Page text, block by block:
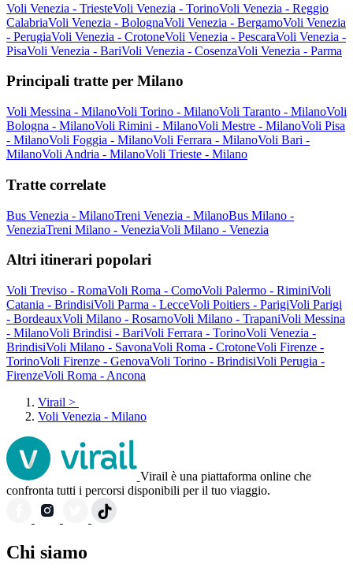
Voli Venezia - TriesteVoli Venezia - TorinoVoli Venezia - Reggio
CalabriaVoli Venezia - BolognaVoli Venezia - BergamoVoli Venezia
- PerugiaVoli Venezia - CrotoneVoli Venezia - PescaraVoli Venezia -
PisaVoli Venezia - BariVoli Venezia - CosenzaVoli Venezia - Parma
Principali tratte per Milano
Voli Messina - MilanoVoli Torino - MilanoVoli Taranto - MilanoVoli
Bologna - MilanoVoli Rimini - MilanoVoli Mestre - MilanoVoli Pisa
- MilanoVoli Foggia - MilanoVoli Ferrara - MilanoVoli Bari -
MilanoVoli Andria - MilanoVoli Trieste - Milano
Tratte correlate
Bus Venezia - MilanoTreni Venezia - MilanoBus Milano -
VeneziaTreni Milano - VeneziaVoli Milano - Venezia
Altri itinerari popolari
Voli Treviso - RomaVoli Roma - ComoVoli Palermo - RiminiVoli
Catania - BrindisiVoli Parma - LecceVoli Poitiers - ParigiVoli Parigi
- BordeauxVoli Milano - RosarnoVoli Milano - TrapaniVoli Messina
- MilanoVoli Brindisi - BariVoli Ferrara - TorinoVoli Venezia -
BrindisiVoli Milano - SavonaVoli Roma - CrotoneVoli Firenze -
TorinoVoli Firenze - GenovaVoli Torino - BrindisiVoli Perugia -
FirenzeVoli Roma - Ancona
Virail >
Voli Venezia - Milano
Virail è una piattaforma online che
confronta tutti i percorsi disponibili per il tuo viaggio.
Chi siamo